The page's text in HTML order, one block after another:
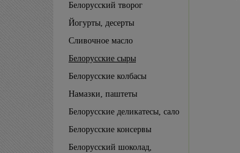
Белорусский творог
Йогурты, десерты
Сливочное масло
Белорусские сыры
Белорусские колбасы
Намазки, паштеты
Белорусские деликатесы, сало
Белорусские консервы
Белорусский шоколад,